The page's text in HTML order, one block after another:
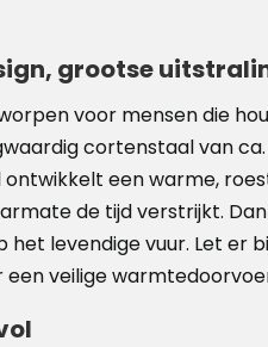
grootse
voor mensen die
cortenstaal van
ontwikkelt een warme,
de tijd verstrijkt.
het levendige vuur. Let er
veilige